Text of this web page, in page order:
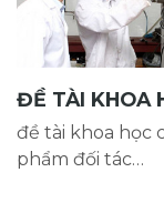
ĐỀ TÀI KHOA
đề tài khoa học
phẩm đối tác…